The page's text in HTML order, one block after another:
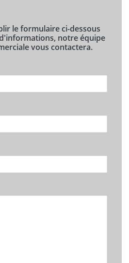
le formulaire ci-dessous
notre équipe
vous contactera.